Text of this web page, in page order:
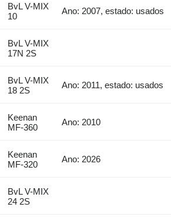
BvL V-MIX
10
Ano: 2007, estado: usados
BvL V-MIX
17N 2S
BvL V-MIX
18 2S
Ano: 2011, estado: usados
Keenan
MF-360
Ano: 2010
Keenan
MF-320
Ano: 2026
BvL V-MIX
24 2S